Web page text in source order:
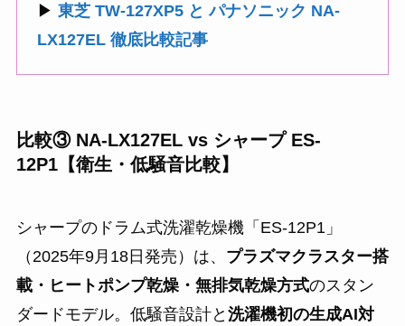
▶東芝 TW-127XP5 と パナソニック NA-
LX127EL 徹底比較記事
比較③ NA-LX127EL vs シャープ ES-
12P1【衛生・低騒音比較】
シャープのドラム式洗濯乾燥機「ES-12P1」
（2025年9月18日発売）は、 プラズマクラスター搭
載・ヒートポンプ乾燥・無排気乾燥方式のスタン
ダードモデル。低騒音設計と 洗濯機初の生成AI対